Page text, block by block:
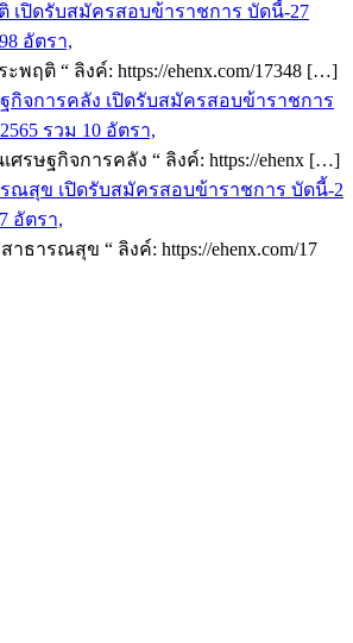
เปิดรับสมัครสอบข้าราชการ บัดนี้-27
อัตรา,
ติ “ ลิงค์: https://ehenx.com/17348 […]
กิจการคลัง เปิดรับสมัครสอบข้าราชการ
รวม 10 อัตรา,
ษฐกิจการคลัง “ ลิงค์: https://ehenx […]
ณสุข เปิดรับสมัครสอบข้าราชการ บัดนี้-2
อัตรา,
ารณสุข “ ลิงค์: https://ehenx.com/17